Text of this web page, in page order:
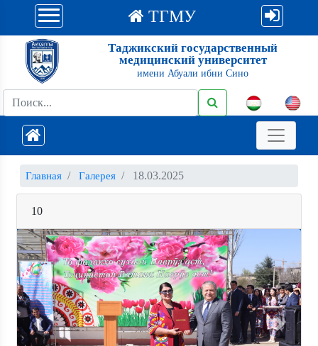
ТГМУ
Таджикский государственный
медицинский университет
имени Абуали ибни Сино
Главная Галерея 18.03.2025
10
Previous Next